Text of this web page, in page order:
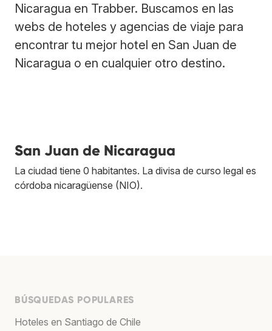
Nicaragua en Trabber. Buscamos en las
webs de hoteles y agencias de viaje para
encontrar tu mejor hotel en San Juan de
Nicaragua o en cualquier otro destino.
San Juan de Nicaragua
La ciudad tiene 0 habitantes. La divisa de curso legal es
córdoba nicaragüense (NIO).
BÚSQUEDAS POPULARES
Hoteles en Santiago de Chile